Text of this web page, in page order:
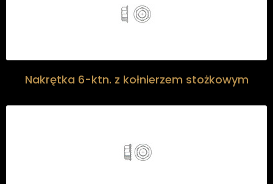
Nakrętka 6-ktn. z kołnierzem stożkowym